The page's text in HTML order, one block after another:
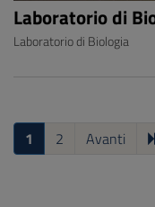
Laboratorio di
Laboratorio di Biologia
1 2 Avanti